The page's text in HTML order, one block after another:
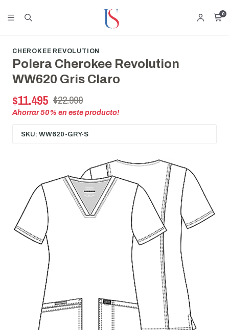
0
CHEROKEE REVOLUTION
Polera Cherokee Revolution
WW620 Gris Claro
$11.495 $22.990
Ahorrar50% en este producto!
SKU: WW620-GRY-S